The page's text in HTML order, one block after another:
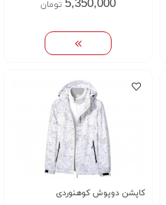
5,350,000 تومان
کاپشن دوپوش کوهنوردی